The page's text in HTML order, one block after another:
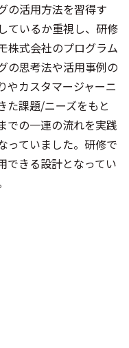
の活用方法を習得す
ているか重視し、研修
株式会社のプログラム
の思考法や活用事例の
やカスタマージャーニ
た課題/ニーズをもと
での一連の流れを実践
っていました。研修で
できる設計となってい